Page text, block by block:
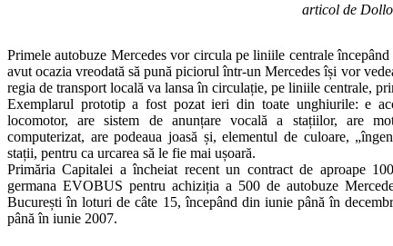
articol de
Primele autobuze Mercedes vor circula pe liniile centrale
avut ocazia vreodată să pună piciorul într-un Mercedes își vor
regia de transport locală va lansa în circulație, pe liniile centrale,
Exemplarul prototip a fost pozat ieri din toate unghiurile: e
locomotor, are sistem de anunțare vocală a stațiilor, are
computerizat, are podeaua joasă și, elementul de culoare,
stații, pentru ca urcarea să le fie mai ușoară.
Primăria Capitalei a încheiat recent un contract de aproape
germana EVOBUS pentru achiziția a 500 de autobuze
București în loturi de câte 15, începând din iunie până în
până în iunie 2007.